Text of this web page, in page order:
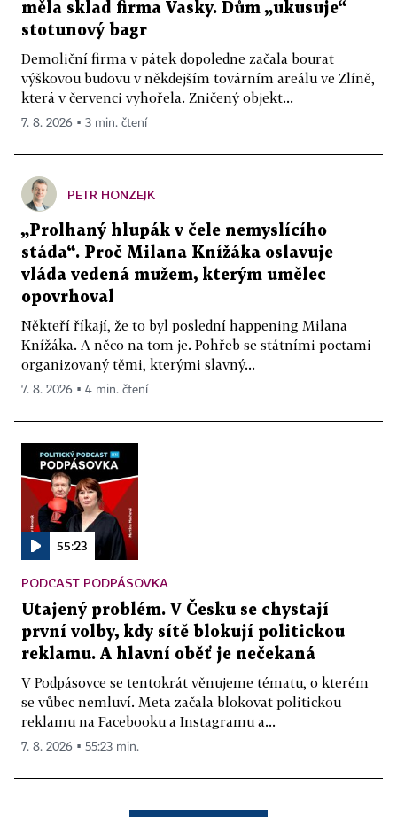
měla sklad firma Vasky. Dům „ukusuje“
stotunový bagr
Demoliční firma v pátek dopoledne začala bourat
výškovou budovu v někdejším továrním areálu ve Zlíně,
která v červenci vyhořela. Zničený objekt...
7. 8. 2026 ▪ 3 min. čtení
PETR HONZEJK
„Prolhaný hlupák v čele nemyslícího
stáda“. Proč Milana Knížáka oslavuje
vláda vedená mužem, kterým umělec
opovrhoval
Někteří říkají, že to byl poslední happening Milana
Knížáka. A něco na tom je. Pohřeb se státními poctami
organizovaný těmi, kterými slavný...
7. 8. 2026 ▪ 4 min. čtení
55:23
PODCAST PODPÁSOVKA
Utajený problém. V Česku se chystají
první volby, kdy sítě blokují politickou
reklamu. A hlavní oběť je nečekaná
V Podpásovce se tentokrát věnujeme tématu, o kterém
se vůbec nemluví. Meta začala blokovat politickou
reklamu na Facebooku a Instagramu a...
7. 8. 2026 ▪ 55:23 min.